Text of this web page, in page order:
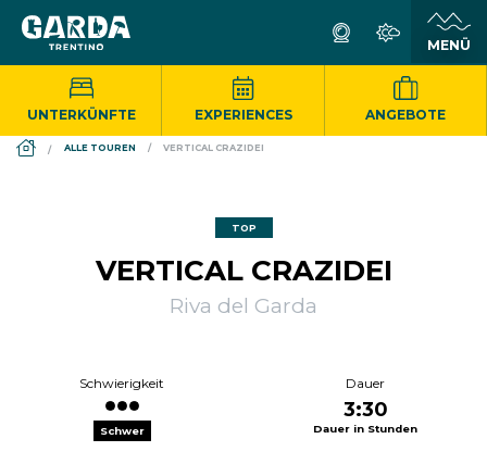
UNTERKÜNFTE EXPERIENCES ANGEBOTE
DS_BREADCRUMB.HOME
ALLE TOUREN VERTICAL CRAZIDEI
TOP
VERTICAL CRAZIDEI
Riva del Garda
Schwierigkeit
Schwer
Dauer
3:30
Dauer in Stunden